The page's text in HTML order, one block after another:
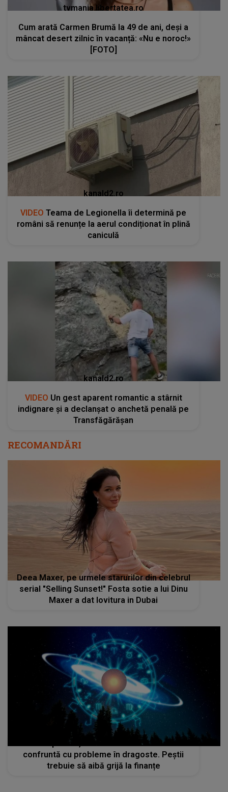
tvmania.libertatea.ro
Cum arată Carmen Brumă la 49 de ani, deși a
mâncat desert zilnic în vacanță: «Nu e noroc!»
[FOTO]
kanald2.ro
VIDEO Teama de Legionella îi determină pe
români să renunțe la aerul condiționat în plină
caniculă
kanald2.ro
VIDEO Un gest aparent romantic a stârnit
indignare și a declanșat o anchetă penală pe
Transfăgărășan
RECOMANDĂRI
Deea Maxer, pe urmele starurilor din celebrul
serial "Selling Sunset!" Fosta sotie a lui Dinu
Maxer a dat lovitura in Dubai
Horoscop zilnic, 17 noiembrie 2023: Racii se
confruntă cu probleme în dragoste. Peștii
trebuie să aibă grijă la finanțe